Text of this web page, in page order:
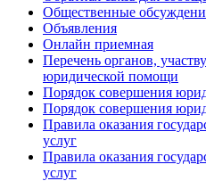
Общественные
Объявления
Онлайн приемная
Перечень органов,
юридической помощи
Порядок совершения
Порядок совершения
Правила оказания
услуг
Правила оказания
услуг